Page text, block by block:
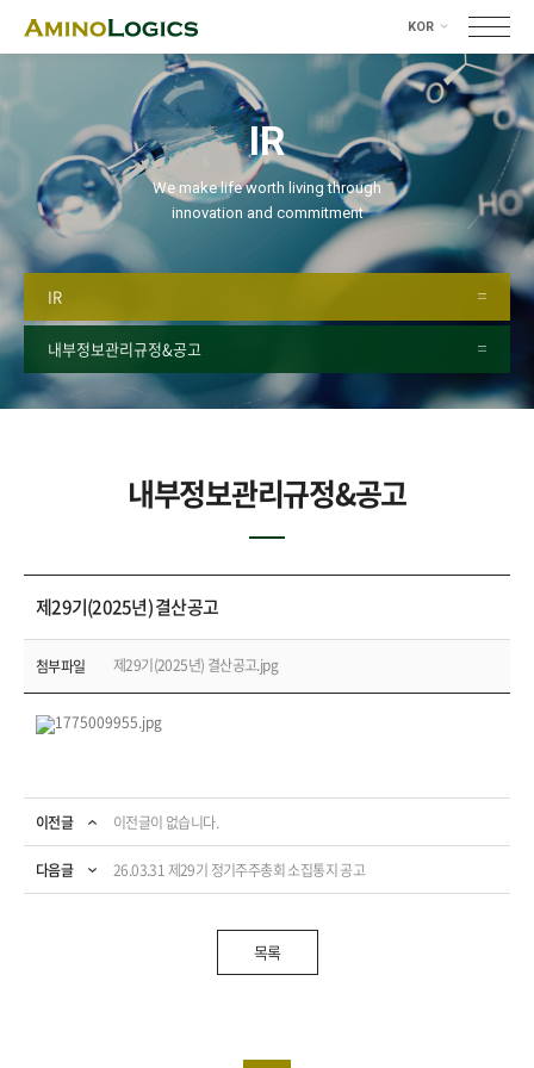
KOR
KOR
ENG
IR
We make life worth living through
innovation and commitment
IR
내부정보관리규정&공고
내부정보관리규정&공고
제29기(2025년) 결산공고
첨부파일 제29기(2025년) 결산공고.jpg
이전글 이전글이 없습니다.
다음글 26.03.31 제29기 정기주주총회 소집통지 공고
목록